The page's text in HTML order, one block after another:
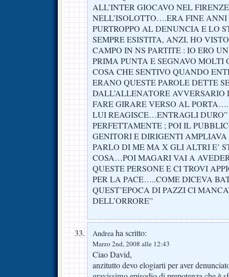
ALL’INTER GIOCAVO NEL
NELL’ISOLOTTO….ERA FINE
PURTROPPO AL DENUNCIA E LO
SEMPRE ESISTITA, ANZI, HO
CAMPO IN NS PARTITE : IO ERO
PRIMA PUNTA E SEGNAVO
COSA CHE SENTIVO QUANDO
ERANO QUESTE PAROLE DETTE
DALL’ALLENATORE AVVERSARIO
FARE GIRARE VERSO AL
LUI REAGISCE…ENTRAGLI
PERFETTAMENTE ; POI IL
GENITORI E DIRIGENTI
PARLO DI ME MA X GLI ALTRI E’
COSA…POI MAGARI VAI A
QUESTE PERSONE E CI TROVI
PER LA PACE…..COME DICEVA
QUEST’EPOCA DI PAZZI CI
DELL’ORRORE”
Andreaha scritto:
Marzo 2nd, 2008 alle 12:43
Ciao David,
anzitutto devo elogiarti per aver